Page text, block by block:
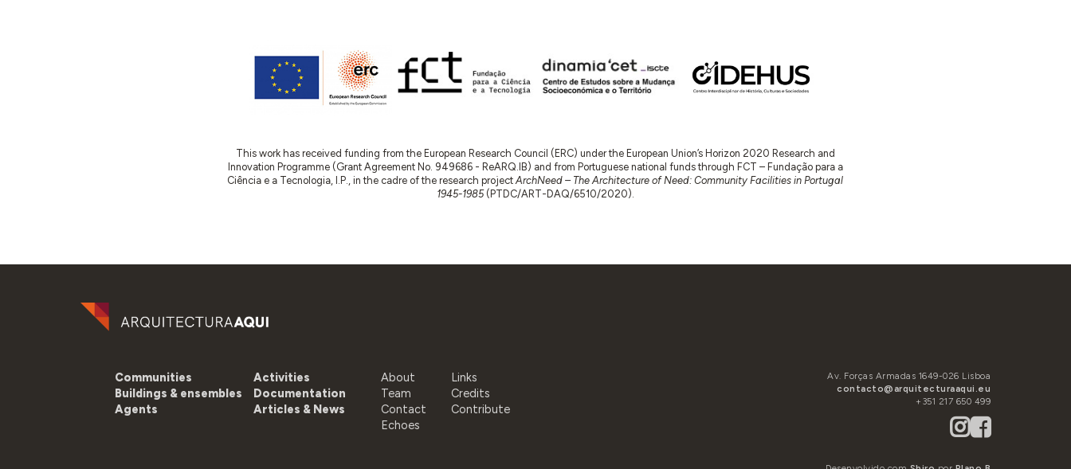
This work has received funding from the European Research Council (ERC) under the European Union’s Horizon 2020 Research and
Innovation Programme (Grant Agreement No. 949686 - ReARQ.IB) and from Portuguese national funds through FCT – Fundação para a
Ciência e a Tecnologia, I.P., in the cadre of the research projectArchNeed – The Architecture of Need: Community Facilities in Portugal
1945-1985(PTDC/ART-DAQ/6510/2020).
Communities
Buildings & ensembles
Agents
Activities
Documentation
Articles & News
About
Team
Contact
Echoes
Links
Credits
Contribute
Av. Forças Armadas 1649-026 Lisboa
contacto@arquitecturaaqui.eu
+351 217 650 499